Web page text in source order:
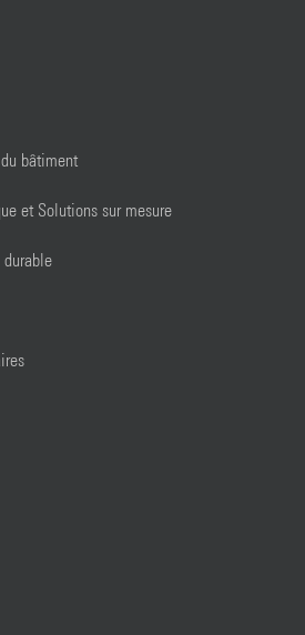
bâtiment
et Solutions sur mesure
durable